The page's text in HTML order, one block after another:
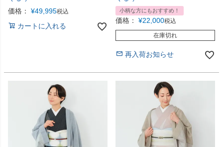
価格：
¥49,995税込
カートに入れる
小柄な方にもおすすめ！
価格： ¥22,000税込
在庫切れ
再入荷お知らせ